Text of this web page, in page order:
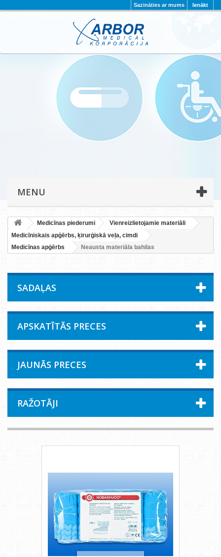
Ienākt
Sazināties ar mums
PAR MUMS PROJEKTI
KONTAKTI
PRIVĀTUMA POLITIKA
MENU
Medicīnas piederumi
Vienreizlietojamie materiāli
Medicīniskais apģērbs, ķirurģiskā veļa, cimdi
Medicīnas apģērbs
Neausta materiāla bahilas
SADAĻAS
APSKATĪTĀS PRECES
JAUNĀS PRECES
RAŽOTĀJI